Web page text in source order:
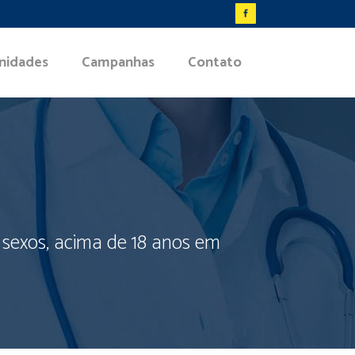
Campanhas Contato
acima de 18 anos em